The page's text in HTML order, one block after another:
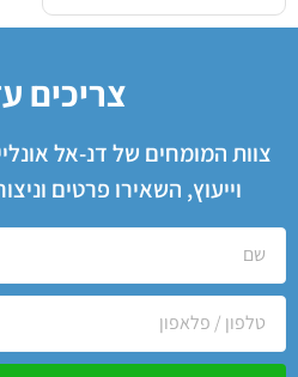
צריכים
צוות המומחים של דנ-אל
וייעוץ, השאירו פרטים